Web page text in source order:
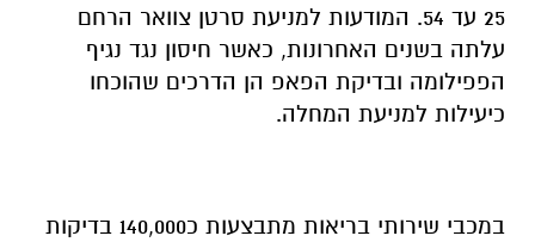
25 עד 54. המודעות למניעת סרטן צוואר הרחם
עלתה בשנים האחרונות, כאשר חיסון נגד נגיף
הפפילומה ובדיקת הפאפ הן הדרכים שהוכחו
כיעילות למניעת המחלה.
במכבי שירותי בריאות מתבצעות כ140,000 בדיקות